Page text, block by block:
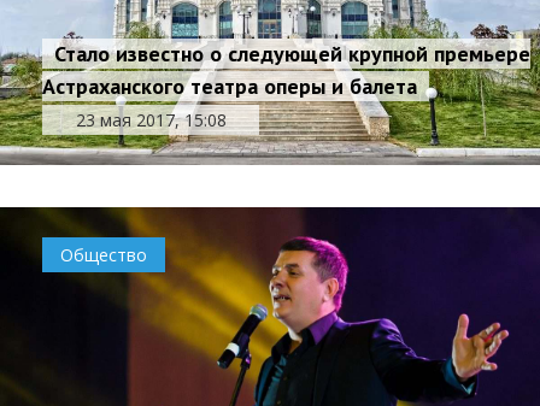
Стало известно о следующей крупной премьере
Астраханского театра оперы и балета
23 мая 2017, 15:08
Общество